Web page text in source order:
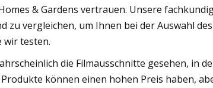
& Gardens vertrauen. Unsere
zu vergleichen, um Ihnen bei der Auswahl
wir testen.
die Filmausschnitte gesehen, in
können einen hohen Preis haben,